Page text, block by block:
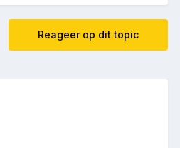
Reageer op dit topic